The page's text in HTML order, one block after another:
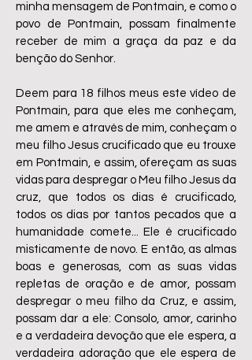
minha mensagem de Pontmain, e como o
povo de Pontmain, possam finalmente
receber de mim a graça da paz e da
benção do Senhor.
Deem para 18 filhos meus este vídeo de
Pontmain, para que eles me conheçam,
me amem e através de mim, conheçam o
meu filho Jesus crucificado que eu trouxe
em Pontmain, e assim, ofereçam as suas
vidas para despregar o Meu filho Jesus da
cruz, que todos os dias é crucificado,
todos os dias por tantos pecados que a
humanidade comete... Ele é crucificado
misticamente de novo. E então, as almas
boas e generosas, com as suas vidas
repletas de oração e de amor, possam
despregar o meu filho da Cruz, e assim,
possam dar a ele: Consolo, amor, carinho
e a verdadeira devoção que ele espera, a
verdadeira adoração que ele espera de